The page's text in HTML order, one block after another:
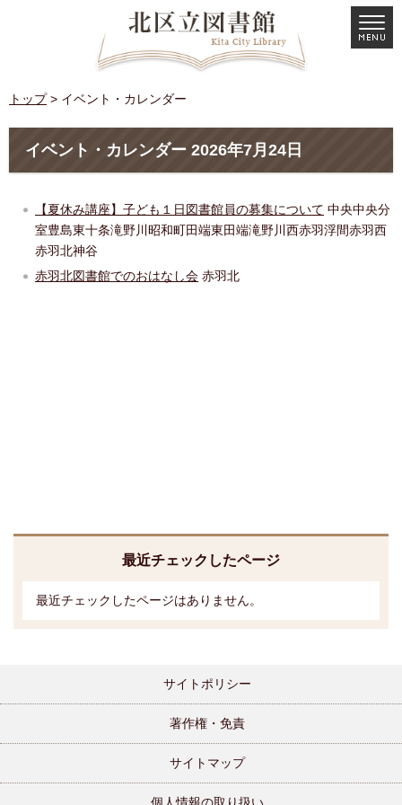
トップ> イベント・カレンダー
イベント・カレンダー 2026年7月24日
【夏休み講座】子ども１日図書館員の募集について 中央中央分
室豊島東十条滝野川 昭和町田端東田端滝野川西赤羽浮間赤羽西
赤羽北神谷
赤羽北図書館でのおはなし会 赤羽北
最近チェックしたページ
最近チェックしたページはありません。
サイトポリシー
著作権・免責
サイトマップ